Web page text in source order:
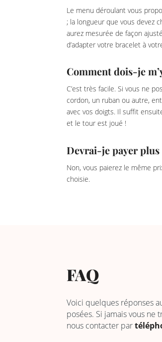
Le menu déroulant vous
; la longueur que vous devez
aurez mesurée de façon
d’adapter votre bracelet à
Comment dois-je
C’est très facile. Si vous ne
cordon, un ruban ou autre,
avec vos doigts. Il suffit
et le tour est joué !
Devrai-je payer plus
Non, vous paierez le même
choisie.
FAQ
Voici quelques réponses
posées. Si jamais vous ne
nous contacter par